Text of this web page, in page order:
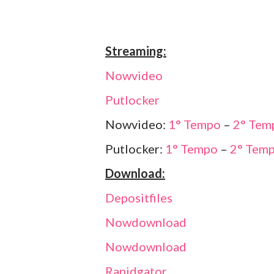
Streaming:
Nowvideo
Putlocker
Nowvideo: 1° Tempo – 2°
Putlocker: 1° Tempo – 2°
Download:
Depositfiles
Nowdownload
Nowdownload
Rapidgator